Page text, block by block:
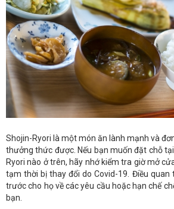
Shojin-Ryori là một món ăn lành mạnh và
thưởng thức được. Nếu bạn muốn đặt chỗ
Ryori nào ở trên, hãy nhớ kiểm tra giờ mở
tạm thời bị thay đổi do Covid-19. Điều quan
trước cho họ về các yêu cầu hoặc hạn chế
bạn.